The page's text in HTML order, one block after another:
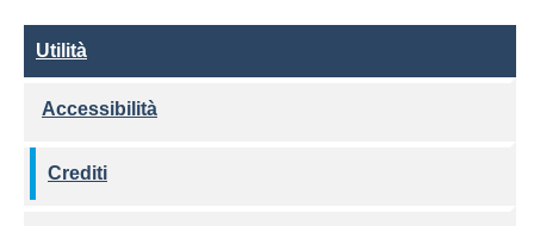
Utilità
Utilità
Accessibilità
Crediti